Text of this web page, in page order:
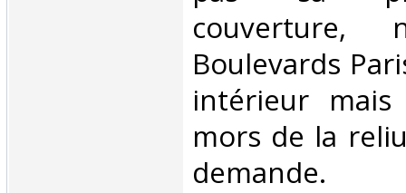
Boulevards
intérieur
mors de la
demande.‎